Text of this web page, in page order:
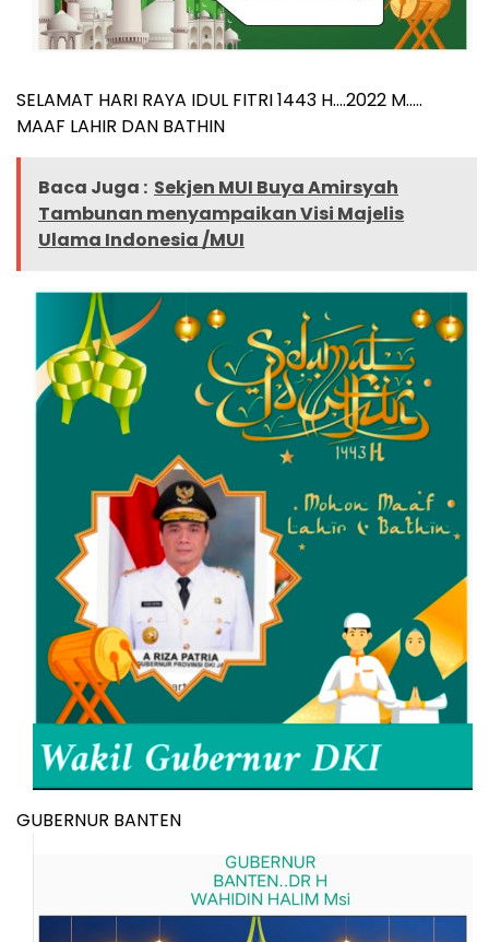
SELAMAT HARI RAYA IDUL FITRI 1443 H….2022 M…..
MAAF LAHIR DAN BATHIN
Baca Juga : Sekjen MUI Buya Amirsyah
Tambunan menyampaikan Visi Majelis
Ulama Indonesia /MUI
GUBERNUR BANTEN